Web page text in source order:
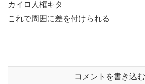
カイロ人権キタ
これで周囲に差を付けられる
コメントを書き込む